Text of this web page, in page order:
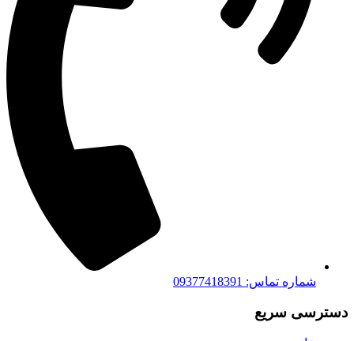
شماره تماس: 09377418391
دسترسی سریع